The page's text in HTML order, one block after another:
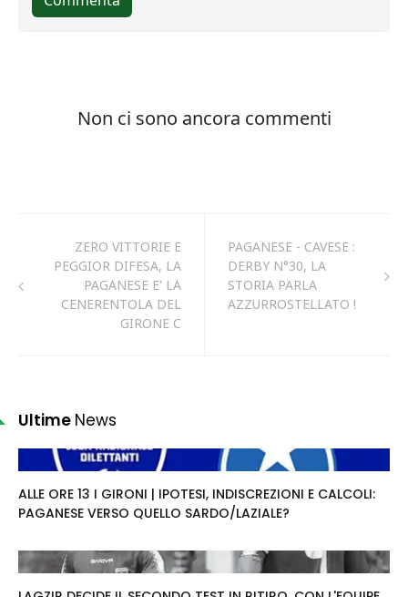
ZERO VITTORIE E
PEGGIOR DIFESA, LA
PAGANESE E' LA
CENERENTOLA DEL
GIRONE C
PAGANESE - CAVESE :
DERBY N°30, LA
STORIA PARLA
AZZURROSTELLATO !
Ultime News
ALLE ORE 13 I GIRONI | IPOTESI, INDISCREZIONI E CALCOLI:
PAGANESE VERSO QUELLO SARDO/LAZIALE?